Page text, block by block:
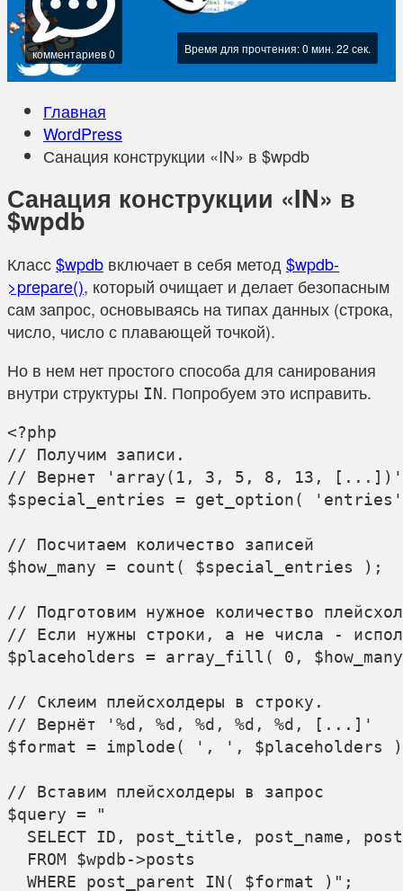
комментариев 0 Время для прочтения: 0 мин. 22 сек.
Главная
WordPress
Санация конструкции «IN» в $wpdb
Санация конструкции «IN» в
$wpdb
Класс$wpdb включает в себя метод $wpdb-
>prepare(), который очищает и делает безопасным
сам запрос, основываясь на типах данных (строка,
число, число с плавающей точкой).
Но в нем нет простого способа для санирования
внутри структуры IN. Попробуем это исправить.
<?php
// Получим записи.
// Вернет 'array(1, 3, 5, 8, 13, [...])'
$special_entries = get_option(
// Посчитаем количество записей
$how_many = count( $special_entries );
// Подготовим нужное количество
// Если нужны строки, а не числа -
$placeholders = array_fill( 0,
// Склеим плейсхолдеры в строку.
// Вернёт '%d, %d, %d, %d, %d, [...]'
$format = implode( ', ', $placeholders
// Вставим плейсхолдеры в запрос
$query = "
SELECT ID, post_title, post_name,
  FROM $wpdb->posts
  WHERE post_parent IN( $format )";